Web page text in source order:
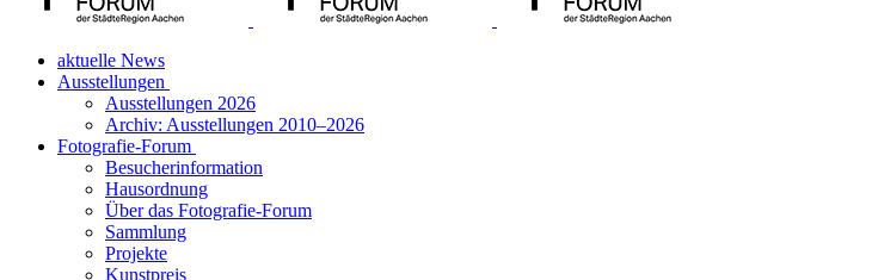
aktuelle News
Ausstellungen
Ausstellungen 2026
Archiv: Ausstellungen 2010–2026
Fotografie-Forum
Besucherinformation
Hausordnung
Über das Fotografie-Forum
Sammlung
Projekte
Kunstpreis